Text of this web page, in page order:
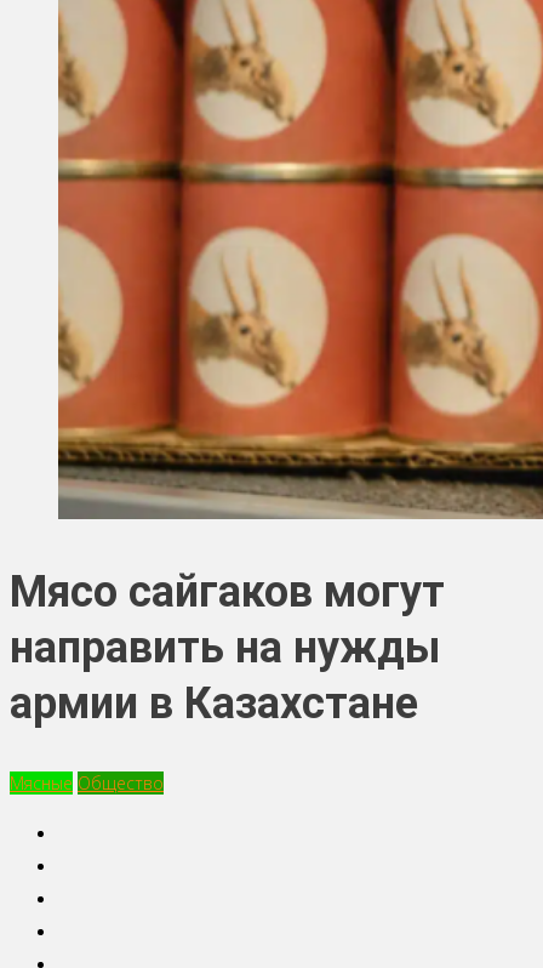
Мясо сайгаков могут
направить на нужды
армии в Казахстане
Мясные Общество